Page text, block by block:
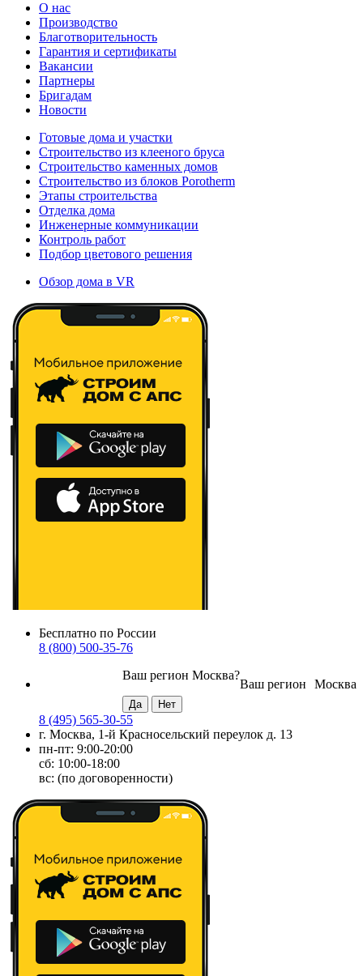
О нас
Производство
Благотворительность
Гарантия и сертификаты
Вакансии
Партнеры
Бригадам
Новости
Готовые дома и участки
Строительство из клееного бруса
Строительство каменных домов
Строительство из блоков Porotherm
Этапы строительства
Отделка дома
Инженерные коммуникации
Контроль работ
Подбор цветового решения
Обзор дома в VR
Бесплатно по России
8 (800) 500-35-76
Москва
Ваш регион
Ваш регион Москва?
8 (495) 565-30-55
г. Москва, 1-й Красносельский переулок д. 13
пн-пт: 9:00-20:00
сб: 10:00-18:00
вс: (по договоренности)